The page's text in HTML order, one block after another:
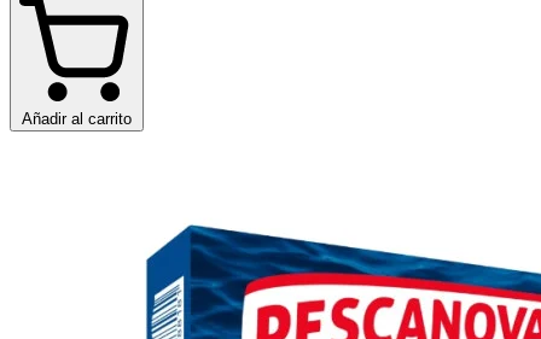
Añadir al carrito